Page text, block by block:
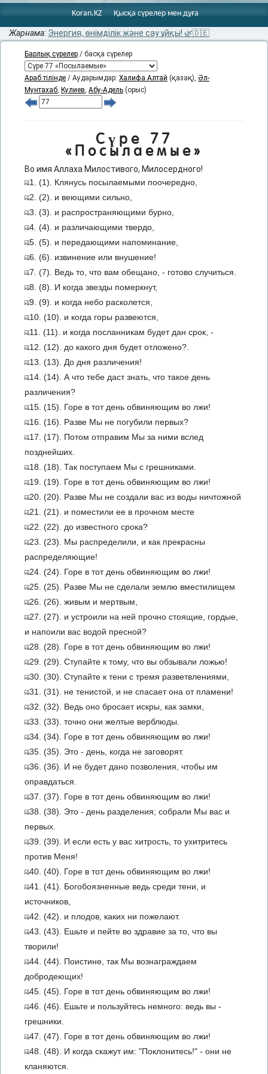
Koran.KZ Қысқа сүрелер мен дұға
Жарнама: Энергия, өнімділік және сау ұйқы! 🌿🇩🇪
Барлық сүрелер / басқа сүрелер
Араб тілінде / Аударымдар: Халифа Алтай (қазақ), Әл-
Мунтахаб, Кулиев, Абу-Адель (орыс)
Сүре 77
«Посылаемые»
Во имя Аллаха Милостивого, Милосердного!
1. (1). Клянусь посылаемыми поочередно,
2. (2). и веющими сильно,
3. (3). и распространяющими бурно,
4. (4). и различающими твердо,
5. (5). и передающими напоминание,
6. (6). извинение или внушение!
7. (7). Ведь то, что вам обещано, - готово случиться.
8. (8). И когда звезды померкнут,
9. (9). и когда небо расколется,
10. (10). и когда горы развеются,
11. (11). и когда посланникам будет дан срок, -
12. (12). до какого дня будет отложено?.
13. (13). До дня различения!
14. (14). А что тебе даст знать, что такое день
различения?
15. (15). Горе в тот день обвиняющим во лжи!
16. (16). Разве Мы не погубили первых?
17. (17). Потом отправим Мы за ними вслед
позднейших.
18. (18). Так поступаем Мы с грешниками.
19. (19). Горе в тот день обвиняющим во лжи!
20. (20). Разве Мы не создали вас из воды ничтожной
21. (21). и поместили ее в прочном месте
22. (22). до известного срока?
23. (23). Мы распределили, и как прекрасны
распределяющие!
24. (24). Горе в тот день обвиняющим во лжи!
25. (25). Разве Мы не сделали землю вместилищем
26. (26). живым и мертвым,
27. (27). и устроили на ней прочно стоящие, гордые,
и напоили вас водой пресной?
28. (28). Горе в тот день обвиняющим во лжи!
29. (29). Ступайте к тому, что вы обзывали ложью!
30. (30). Ступайте к тени с тремя разветвлениями,
31. (31). не тенистой, и не спасает она от пламени!
32. (32). Ведь оно бросает искры, как замки,
33. (33). точно они желтые верблюды.
34. (34). Горе в тот день обвиняющим во лжи!
35. (35). Это - день, когда не заговорят.
36. (36). И не будет дано позволения, чтобы им
оправдаться.
37. (37). Горе в тот день обвиняющим во лжи!
38. (38). Это - день разделения; собрали Мы вас и
первых.
39. (39). И если есть у вас хитрость, то ухитритесь
против Меня!
40. (40). Горе в тот день обвиняющим во лжи!
41. (41). Богобоязненные ведь среди тени, и
источников,
42. (42). и плодов, каких ни пожелают.
43. (43). Ешьте и пейте во здравие за то, что вы
творили!
44. (44). Поистине, так Мы вознаграждаем
добродеющих!
45. (45). Горе в тот день обвиняющим во лжи!
46. (46). Ешьте и пользуйтесь немного: ведь вы -
грешники.
47. (47). Горе в тот день обвиняющим во лжи!
48. (48). И когда скажут им: "Поклонитесь!" - они не
кланяются.